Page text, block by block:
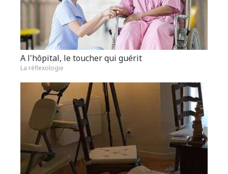
A l'hôpital, le toucher qui guérit
La réflexologie